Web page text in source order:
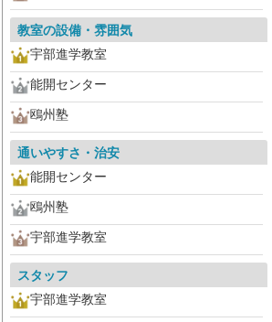
教室の設備・雰囲気
宇部進学教室
能開センター
鴎州塾
通いやすさ・治安
能開センター
鴎州塾
宇部進学教室
スタッフ
宇部進学教室